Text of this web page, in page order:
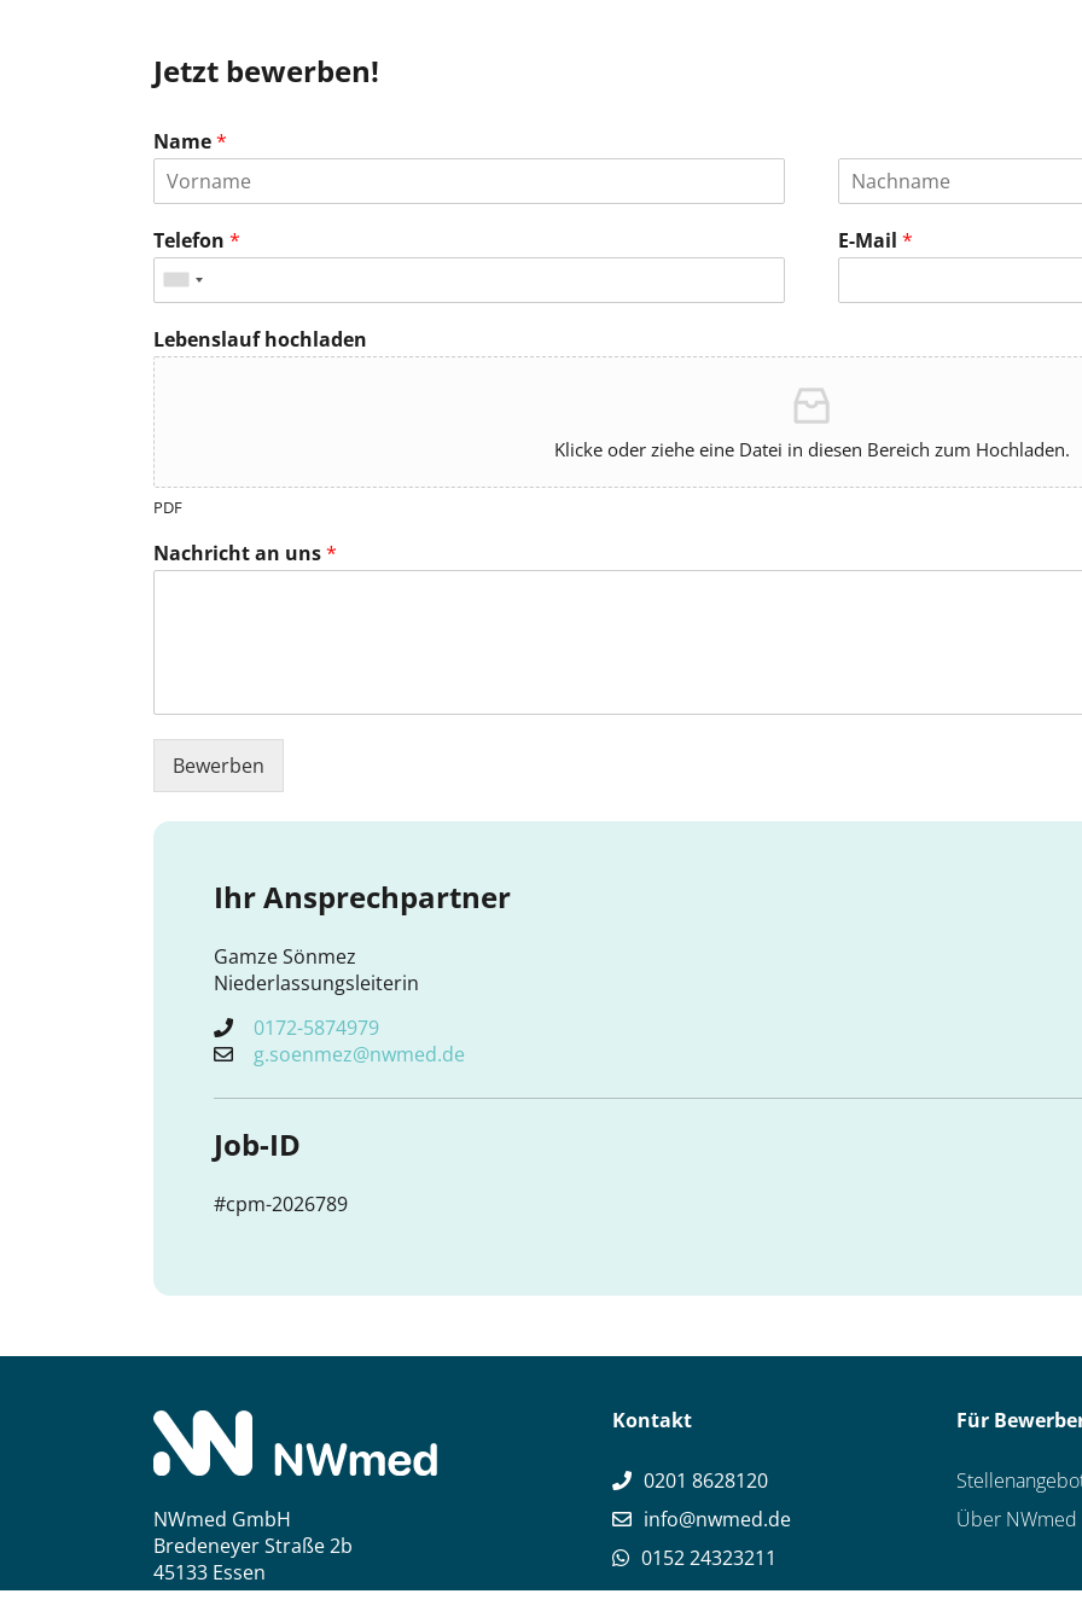
Jetzt bewerben!
Name*
Telefon * E-Mail *
Lebenslauf hochladen
Klicke oder ziehe eine Datei in diesen Bereich zum Hochladen.
PDF
Nachricht an uns*
Bewerben
Ihr Ansprechpartner
Gamze Sönmez
Niederlassungsleiterin
0172-5874979
g.soenmez@nwmed.de
Job-ID
#cpm-2026789
NWmed GmbH
Bredeneyer Straße 2b
45133 Essen
Kontakt
0201 8628120
info@nwmed.de
0152 24323211
Für
Über NWmed